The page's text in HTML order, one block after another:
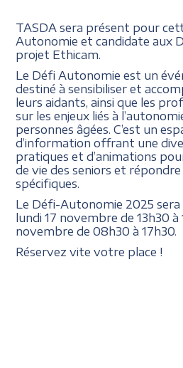
TASDA sera présent pour
Autonomie et candidate aux
projet Ethicam.
Le Défi Autonomie est un
destiné à sensibiliser et
leurs aidants, ainsi que les
sur les enjeux liés à
personnes âgées. C’est un
d’information offrant une
pratiques et d’animations
de vie des seniors et
spécifiques.
Le Défi-Autonomie 2025
lundi 17 novembre de 13h30
novembre de 08h30 à 17h30.
Réservez vite votre place !